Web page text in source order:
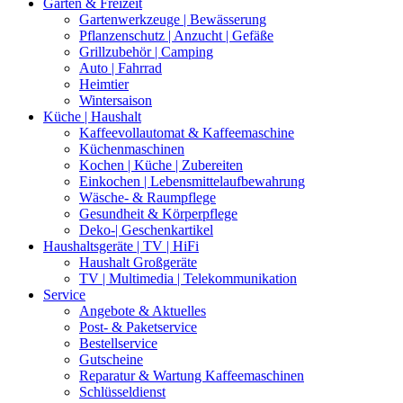
Garten & Freizeit
Gartenwerkzeuge | Bewässerung
Pflanzenschutz | Anzucht | Gefäße
Grillzubehör | Camping
Auto | Fahrrad
Heimtier
Wintersaison
Küche | Haushalt
Kaffeevollautomat & Kaffeemaschine
Küchenmaschinen
Kochen | Küche | Zubereiten
Einkochen | Lebensmittelaufbewahrung
Wäsche- & Raumpflege
Gesundheit & Körperpflege
Deko-| Geschenkartikel
Haushaltsgeräte | TV | HiFi
Haushalt Großgeräte
TV | Multimedia | Telekommunikation
Service
Angebote & Aktuelles
Post- & Paketservice
Bestellservice
Gutscheine
Reparatur & Wartung Kaffeemaschinen
Schlüsseldienst